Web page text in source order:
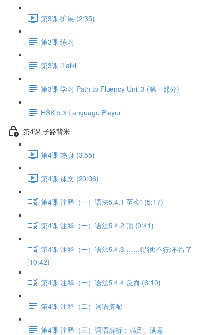
第3课 扩展 (2:35)
第3课 练习
第3课 iTalki
第3课 学习 Path to Fluency Unit 3 (第一部分)
HSK 5.3 Language Player
第4课 子路背米
第4课 热身 (3:55)
第4课 课文 (20:06)
第4课 注释（一）语法5.4.1 至今* (5:17)
第4课 注释（一）语法5.4.2 顶 (9:41)
第4课 注释（一）语法5.4.3 ……得很:不行:不得了
(10:42)
第4课 注释（一）语法5.4.4 反而 (6:10)
第4课 注释（二）词语搭配
第4课 注释（三）词语辨析：满足、满意